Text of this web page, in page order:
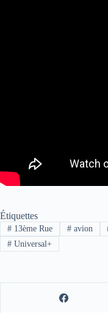
Étiquettes
#13ème Rue #avion
#Universal+